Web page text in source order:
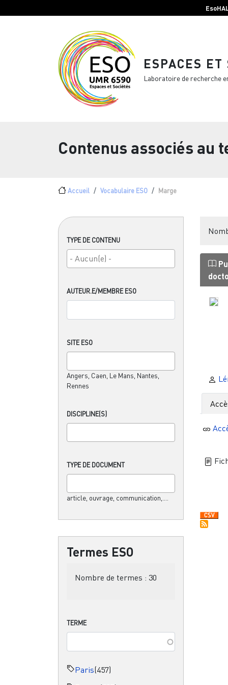
ESPACES ET
Laboratoire de recherche
Contenus associés au
Fil d'Ariane
Accueil Vocabulaire ESO Marge
TYPE DE CONTENU
AUTEUR.E/MEMBRE ESO
SITE ESO
Angers, Caen, Le Mans, Nantes,
Rennes
DISCIPLINE(S)
TYPE DE DOCUMENT
article, ouvrage, communication,....
Termes ESO
Nombre de termes : 30
TERME
Paris(457)